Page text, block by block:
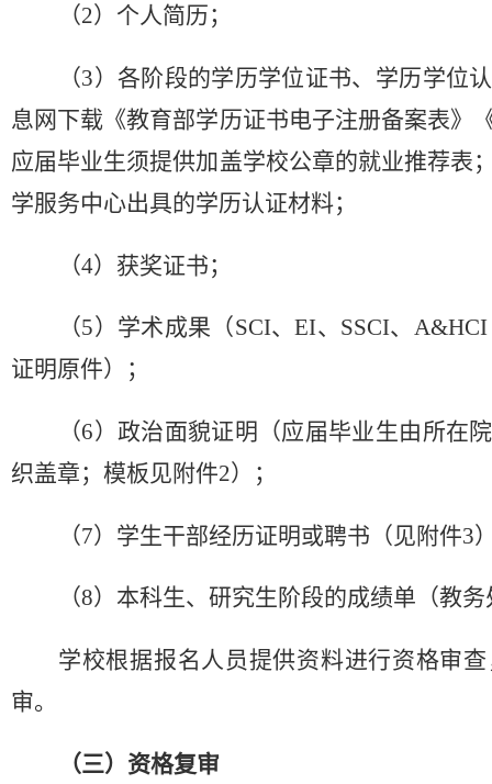
（2）个人简历；
（3）各阶段的学历学位证书、学历学位
息网下载《教育部学历证书电子注册备案表》
应届毕业生须提供加盖学校公章的就业推荐表
学服务中心出具的学历认证材料；
（4）获奖证书；
（5）学术成果（SCI、EI、SSCI、
证明原件）；
（6）政治面貌证明（应届毕业生由所在
织盖章；模板见附件2）；
（7） 学生干部经历证明或聘书 （ 见附件3
（8） 本科生、研究生阶段的成绩单 （教务
学校根据报名人员提供资料进行资格审
审。
（三）资格复审